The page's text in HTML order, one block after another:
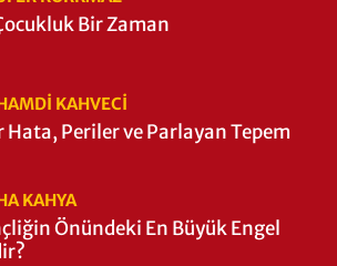
Bir Zaman
KAHVECİ
Hata, Periler ve Parlayan Tepem
KAHYA
Önündeki En Büyük Engel